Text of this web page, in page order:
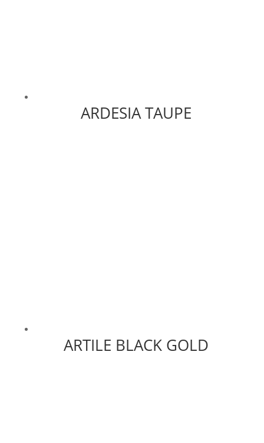
ARDESIA TAUPE
ARTILE BLACK GOLD